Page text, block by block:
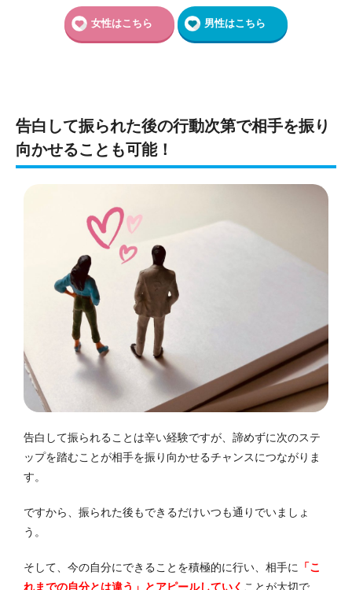
女性はこちら 男性はこちら
告白して振られた後の行動次第で相手を振り
向かせることも可能！
告白して振られることは辛い経験ですが、諦めずに次のステ
ップを踏むことが相手を振り向かせるチャンスにつながりま
す。
ですから、振られた後もできるだけいつも通りでいましょ
う。
そして、今の自分にできることを積極的に行い、相手に
「こ
れまでの自分とは違う」とアピールしていく ことが大切で